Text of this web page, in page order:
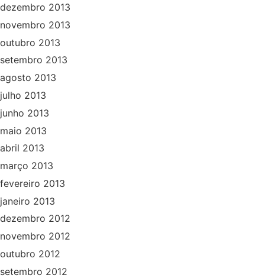
dezembro 2013
novembro 2013
outubro 2013
setembro 2013
agosto 2013
julho 2013
junho 2013
maio 2013
abril 2013
março 2013
fevereiro 2013
janeiro 2013
dezembro 2012
novembro 2012
outubro 2012
setembro 2012